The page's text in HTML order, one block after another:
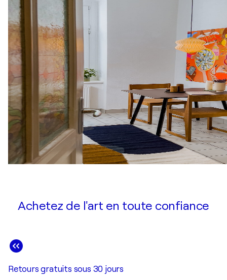
Achetez de l'art en toute confiance
Retours gratuits sous 30 jours